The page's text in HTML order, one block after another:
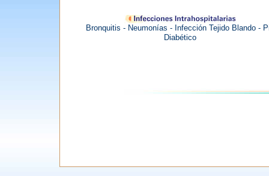
Bronquitis - Neumonías - Infección Tejido Blando -
Diabético